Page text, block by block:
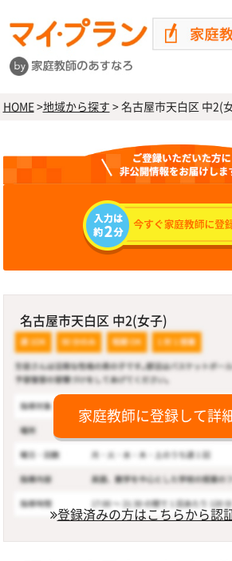
HOME>地域から探す >名古屋市天白区 中2(
名古屋市天白区 中2(女子)
家庭教師に登録して詳
登録済みの方はこちらから認